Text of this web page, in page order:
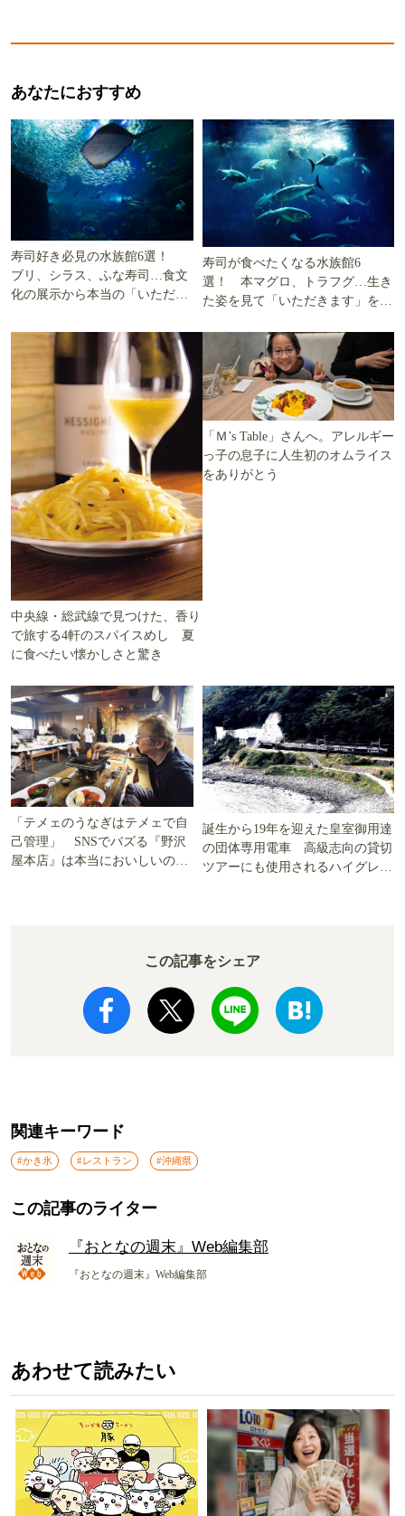
あなたにおすすめ
寿司好き必見の水族館6選！
ブリ、シラス、ふな寿司…食文
化の展示から本当の「いただき
寿司が食べたくなる水族館6
選！ 本マグロ、トラフグ…生き
た姿を見て「いただきます」を考
中央線・総武線で見つけた、香り
で旅する4軒のスパイスめし 夏
に食べたい懐かしさと驚き
「Ｍ’s Table」さんへ。アレルギー
っ子の息子に人生初のオムライス
をありがとう
「テメェのうなぎはテメェで自
己管理」 SNSでバズる『野沢
屋本店』は本当においしいの
誕生から19年を迎えた皇室御用達
の団体専用電車 高級志向の貸切
ツアーにも使用されるハイグレー
この記事をシェア
関連キーワード
#かき氷 #レストラン #沖縄県
この記事のライター
『おとなの週末』Web編集部
『おとなの週末』Web編集部
あわせて読みたい